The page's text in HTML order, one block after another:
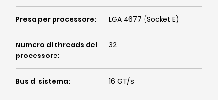
Presa per processore: LGA 4677 (Socket E)
Numero di threads del
processore:
32
Bus di sistema: 16 GT/s